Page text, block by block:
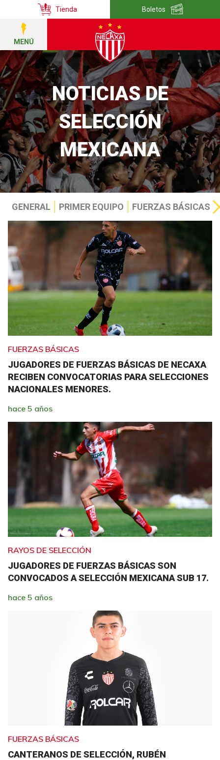
Tienda Boletos
MENÚ
NOTICIAS DE
SELECCIÓN
MEXICANA
GENERAL PRIMER EQUIPO FUERZAS BÁSICAS
FUERZAS BÁSICAS
JUGADORES DE FUERZAS BÁSICAS DE NECAXA
RECIBEN CONVOCATORIAS PARA SELECCIONES
NACIONALES MENORES.
hace 5 años
RAYOS DE SELECCIÓN
JUGADORES DE FUERZAS BÁSICAS SON
CONVOCADOS A SELECCIÓN MEXICANA SUB 17.
hace 5 años
FUERZAS BÁSICAS
CANTERANOS DE SELECCIÓN, RUBÉN